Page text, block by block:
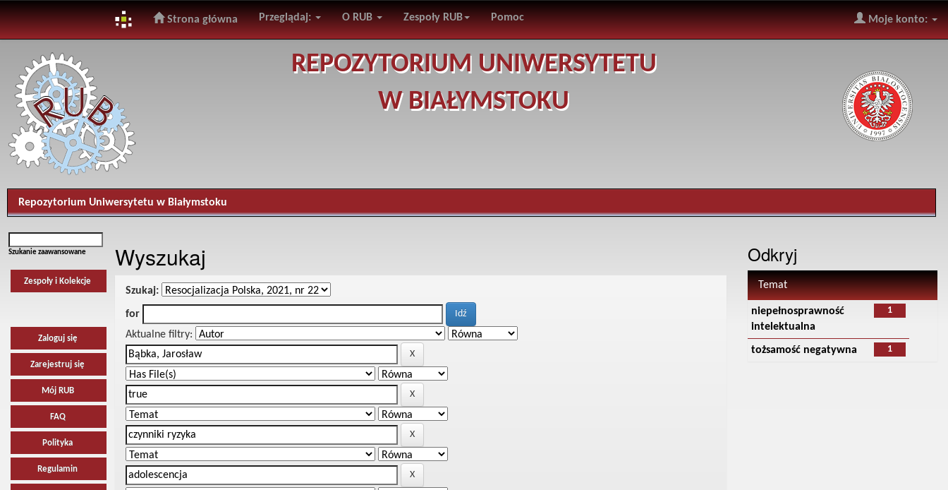
navigation
Strona główna Przeglądaj: O RUB Zespoły RUB Pomoc Moje konto:
REPOZYTORIUM UNIWERSYTETU
W BIAŁYMSTOKU
Repozytorium Uniwersytetu w Białymstoku
Szukanie zaawansowane
Zespoły i Kolekcje
Zaloguj się
Zarejestruj się
Mój RUB
FAQ
Polityka
Regulamin
Wyszukaj
Szukaj:
for
Aktualne filtry:
Odkryj
Temat
1
niepełnosprawność
intelektualna
1
tożsamość negatywna